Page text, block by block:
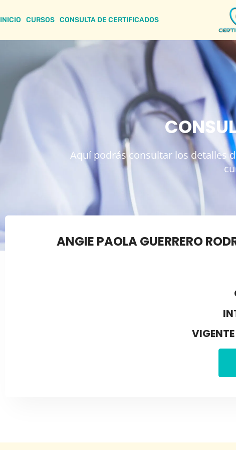
INICIO CURSOS CONSULTA DE CERTIFICADOS
Aquí podrás consultar los detalles
ANGIE PAOLA GUERRERO